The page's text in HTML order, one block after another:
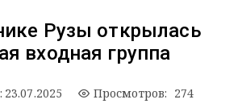
Рузы открылась
входная группа
23.07.2025 Просмотров: 274